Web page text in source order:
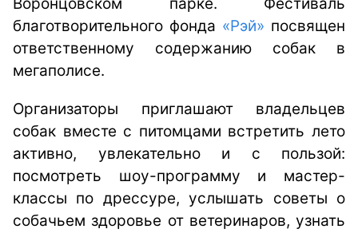
Воронцовском парке. Фестиваль
благотворительного фонда «Рэй» посвящен
ответственному содержанию собак в
мегаполисе.
Организаторы приглашают владельцев
собак вместе с питомцами встретить лето
активно, увлекательно и с пользой:
посмотреть шоу-программу и мастер-
классы по дрессуре, услышать советы о
собачьем здоровье от ветеринаров, узнать